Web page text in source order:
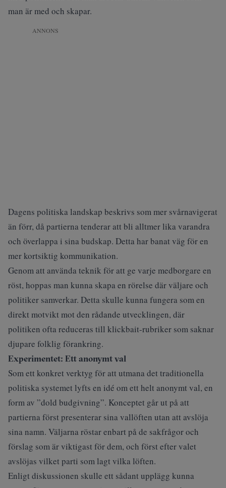
man är med och skapar.
ANNONS
Dagens politiska landskap beskrivs som mer svårnavigerat
än förr, då partierna tenderar att bli alltmer lika varandra
och överlappa i sina budskap. Detta har banat väg för en
mer kortsiktig kommunikation.
Genom att använda teknik för att ge varje medborgare en
röst, hoppas man kunna skapa en rörelse där väljare och
politiker samverkar. Detta skulle kunna fungera som en
direkt motvikt mot den rådande utvecklingen, där
politiken ofta reduceras till klickbait-rubriker som saknar
djupare folklig förankring.
Experimentet: Ett anonymt val
Som ett konkret verktyg för att utmana det traditionella
politiska systemet lyfts en idé om ett helt anonymt val, en
form av ”dold budgivning”. Konceptet går ut på att
partierna först presenterar sina vallöften utan att avslöja
sina namn. Väljarna röstar enbart på de sakfrågor och
förslag som är viktigast för dem, och först efter valet
avslöjas vilket parti som lagt vilka löften.
Enligt diskussionen skulle ett sådant upplägg kunna